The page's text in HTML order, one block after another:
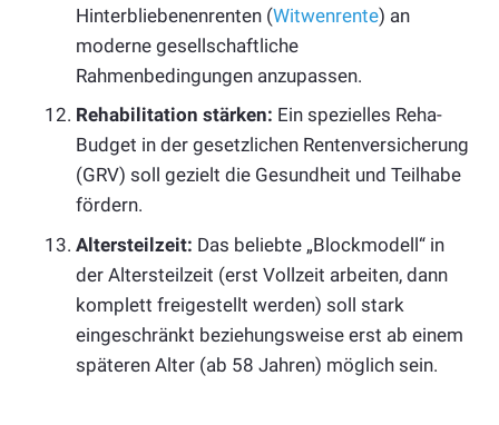
Hinterbliebenenrenten (Witwenrente) an
moderne gesellschaftliche
Rahmenbedingungen anzupassen.
Rehabilitation stärken: Ein spezielles Reha-
Budget in der gesetzlichen Rentenversicherung
(GRV) soll gezielt die Gesundheit und Teilhabe
fördern.
Altersteilzeit: Das beliebte „Blockmodell“ in
der Altersteilzeit (erst Vollzeit arbeiten, dann
komplett freigestellt werden) soll stark
eingeschränkt beziehungsweise erst ab einem
späteren Alter (ab 58 Jahren) möglich sein.